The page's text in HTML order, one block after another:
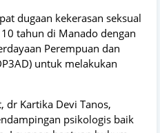
dugaan kekerasan seksual
tahun di Manado dengan
Perempuan dan
untuk melakukan
dr Kartika Devi Tanos,
psikologis baik